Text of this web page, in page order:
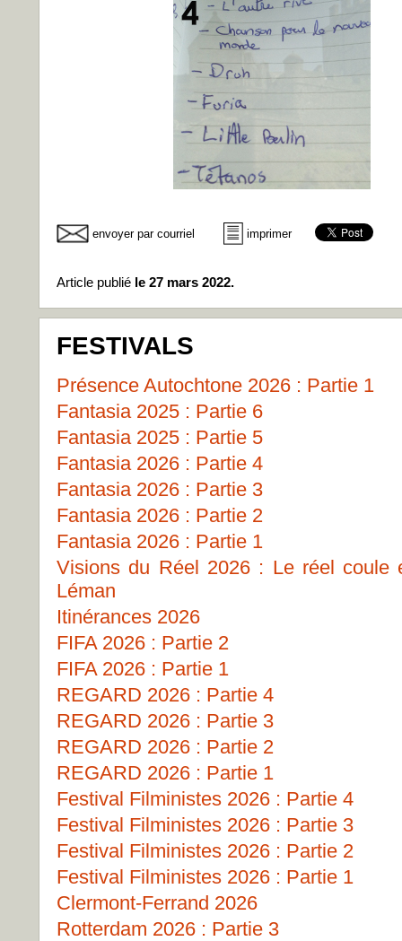
envoyer par courriel imprimer
Article publié le 27 mars 2022.
FESTIVALS
Présence Autochtone 2026 : Partie 1
Fantasia 2025 : Partie 6
Fantasia 2025 : Partie 5
Fantasia 2026 : Partie 4
Fantasia 2026 : Partie 3
Fantasia 2026 : Partie 2
Fantasia 2026 : Partie 1
Visions du Réel 2026 : Le réel coule
Léman
Itinérances 2026
FIFA 2026 : Partie 2
FIFA 2026 : Partie 1
REGARD 2026 : Partie 4
REGARD 2026 : Partie 3
REGARD 2026 : Partie 2
REGARD 2026 : Partie 1
Festival Filministes 2026 : Partie 4
Festival Filministes 2026 : Partie 3
Festival Filministes 2026 : Partie 2
Festival Filministes 2026 : Partie 1
Clermont-Ferrand 2026
Rotterdam 2026 : Partie 3